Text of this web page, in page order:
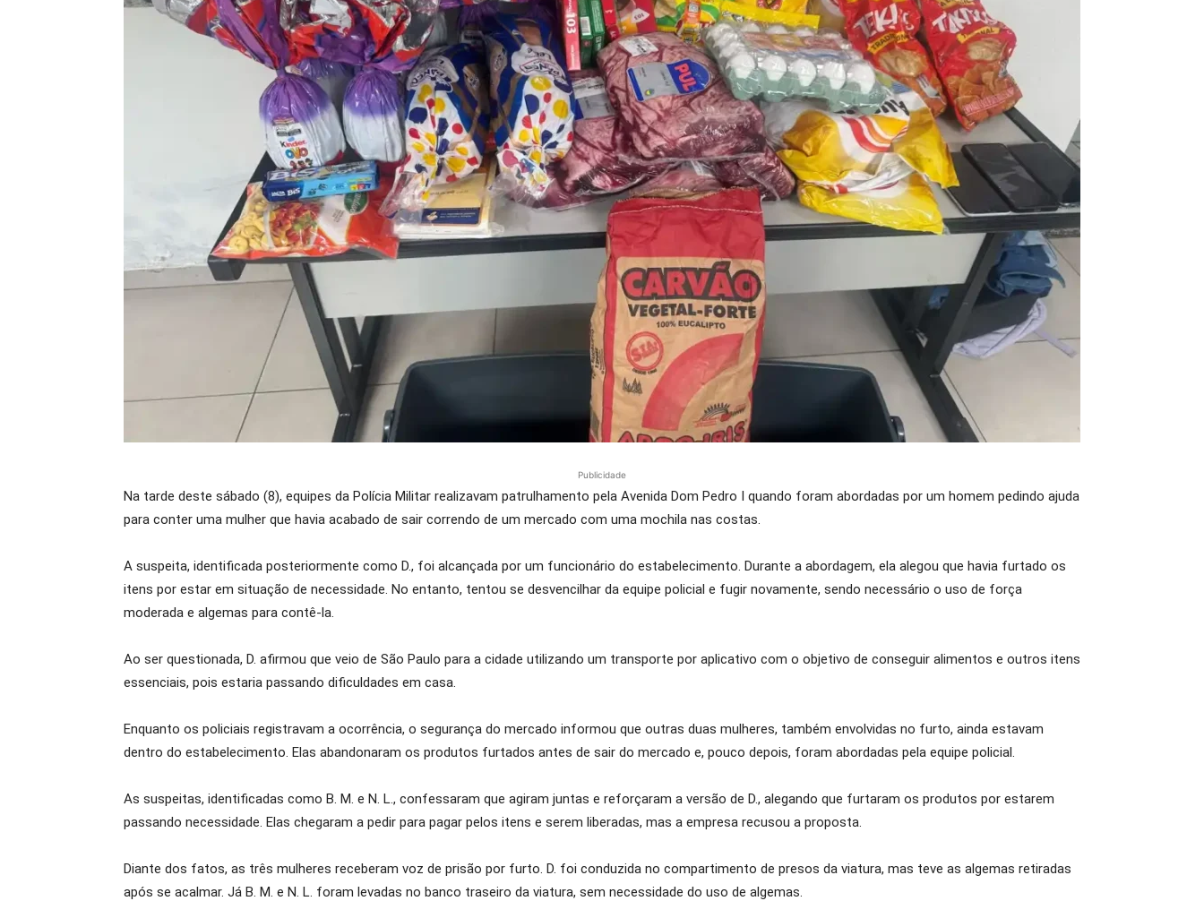
Publicidade
Na tarde deste sábado (8), equipes da Polícia Militar realizavam patrulhamento pela Avenida Dom Pedro I quando foram abordadas por um homem pedindo ajuda
para conter uma mulher que havia acabado de sair correndo de um mercado com uma mochila nas costas.
A suspeita, identificada posteriormente como D., foi alcançada por um funcionário do estabelecimento. Durante a abordagem, ela alegou que havia furtado os
itens por estar em situação de necessidade. No entanto, tentou se desvencilhar da equipe policial e fugir novamente, sendo necessário o uso de força
moderada e algemas para contê-la.
Ao ser questionada, D. afirmou que veio de São Paulo para a cidade utilizando um transporte por aplicativo com o objetivo de conseguir alimentos e outros itens
essenciais, pois estaria passando dificuldades em casa.
Enquanto os policiais registravam a ocorrência, o segurança do mercado informou que outras duas mulheres, também envolvidas no furto, ainda estavam
dentro do estabelecimento. Elas abandonaram os produtos furtados antes de sair do mercado e, pouco depois, foram abordadas pela equipe policial.
As suspeitas, identificadas como B. M. e N. L., confessaram que agiram juntas e reforçaram a versão de D., alegando que furtaram os produtos por estarem
passando necessidade. Elas chegaram a pedir para pagar pelos itens e serem liberadas, mas a empresa recusou a proposta.
Diante dos fatos, as três mulheres receberam voz de prisão por furto. D. foi conduzida no compartimento de presos da viatura, mas teve as algemas retiradas
após se acalmar. Já B. M. e N. L. foram levadas no banco traseiro da viatura, sem necessidade do uso de algemas.